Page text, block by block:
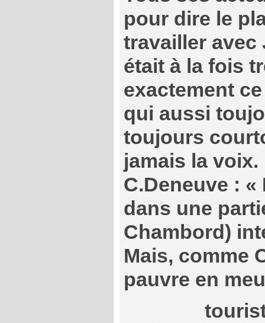
pour dire le
travailler avec
était à la fois
exactement
qui aussi
toujours
jamais la voix.
C.Deneuve :
dans une
Chambord)
Mais, comme
pauvre en